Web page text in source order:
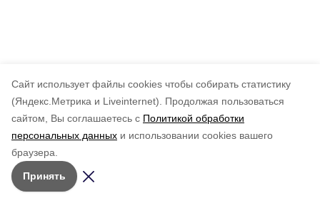
Cайт использует файлы cookies чтобы собирать статистику
(Яндекс.Метрика и Liveinternet).
Продолжая пользоваться
сайтом, Вы соглашаетесь с Политикой обработки
персональных данных и использовании cookies вашего
браузера.
Принять